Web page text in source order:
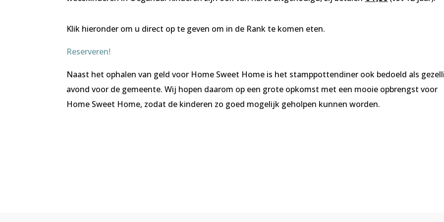
Klik hieronder om u direct op te geven om in de Rank te komen eten.
Reserveren!
Naast het ophalen van geld voor Home Sweet Home is het stamppottendiner ook bedoeld als
avond voor de gemeente. Wij hopen daarom op een grote opkomst met een mooie opbrengst voor
Home Sweet Home, zodat de kinderen zo goed mogelijk geholpen kunnen worden.